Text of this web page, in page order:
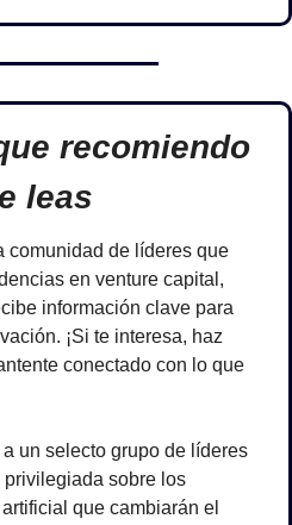
recomiendo
leas
comunidad de líderes que
en venture capital,
información clave para
conectado con lo que
a un selecto grupo de líderes
sobre los
que cambiarán el